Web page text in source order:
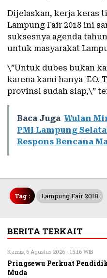
Dijelaskan, kerja keras
Lampung Fair 2018 ini
suksesnya agenda
untuk masyarakat
\”Untuk dubes bukan
karena kami hanya EO.
provinsi sudah siap,\”
Baca Juga Wulan
PMI Lampung
Respons Bencana
Tag : Lampung Fair 2018
BERITA TERKAIT
Kamis, 6 Agustus 2026 - 15:16 WIB
Pringsewu Perkuat
Muda